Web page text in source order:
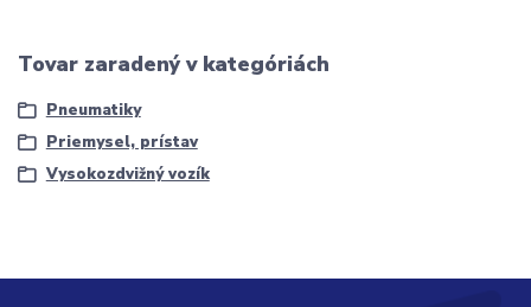
Tovar zaradený v kategóriách
Pneumatiky
Priemysel, prístav
Vysokozdvižný vozík